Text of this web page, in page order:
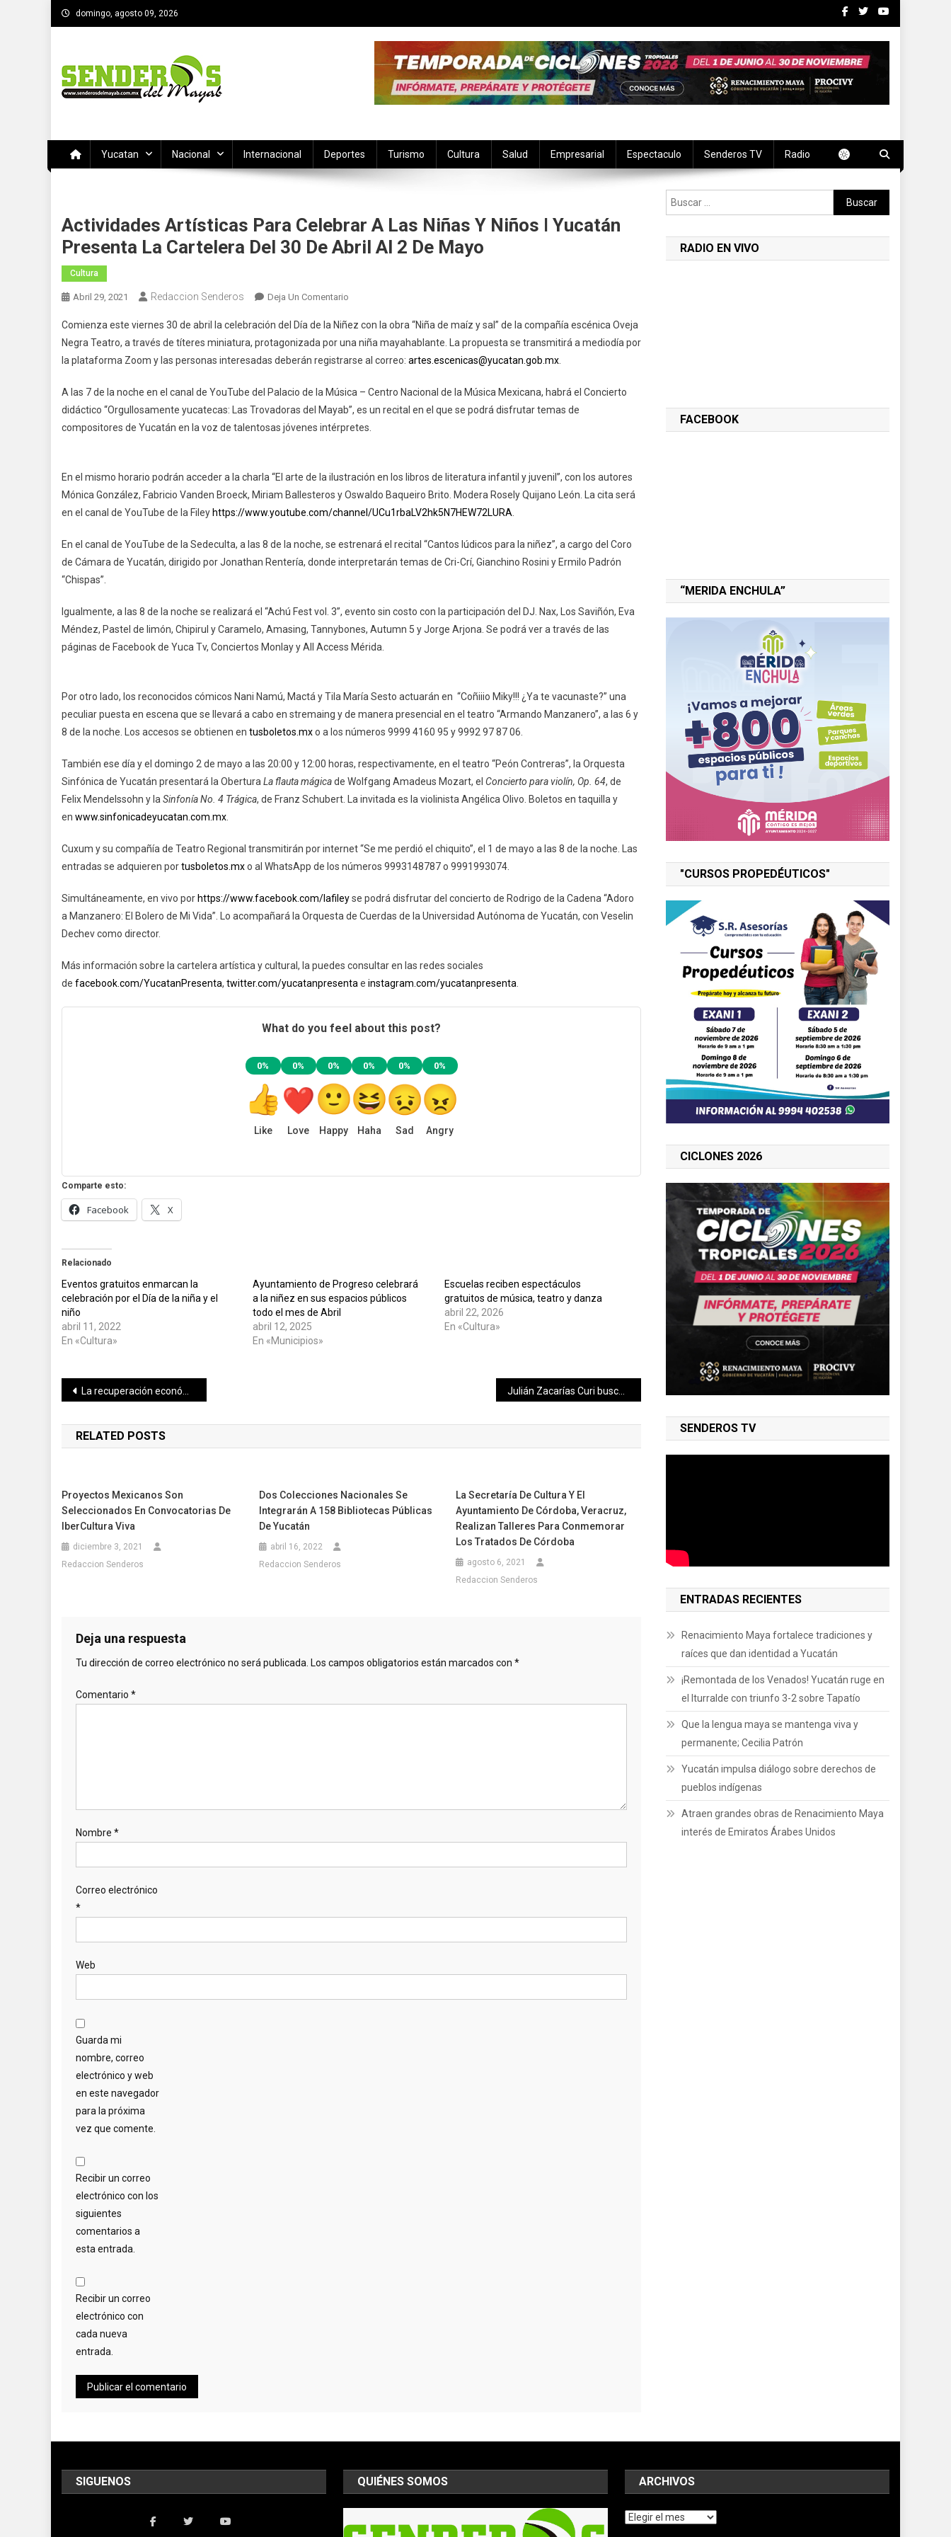
Saltar
al
domingo, agosto 09, 2026
Yucatan Nacional Internacional Deportes Turismo Cultura Salud Empresarial Espectaculo Senderos TV Radio
Actividades Artísticas Para Celebrar A Las Niñas Y Niños ǀ Yucatán
Presenta La Cartelera Del 30 De Abril Al 2 De Mayo
Cultura
Abril 29, 2021 Redaccion Senderos Deja Un Comentario
Artísticas
Para
Celebrar
Las
Niñas
Y
Yucatán
Presenta
La
Del
Comienza este viernes 30 de abril la celebración del Día de la Niñez con la obra “Niña de maíz y sal” de la compañía escénica Oveja
Negra Teatro, a través de títeres miniatura, protagonizada por una niña mayahablante. La propuesta se transmitirá a mediodía por
la plataforma Zoom y las personas interesadas deberán registrarse al correo: artes.escenicas@yucatan.gob.mx
A las 7 de la noche en el canal de YouTube del Palacio de la Música – Centro Nacional de la Música Mexicana, habrá el Concierto
didáctico “Orgullosamente yucatecas: Las Trovadoras del Mayab”, es un recital en el que se podrá disfrutar temas de
compositores de Yucatán en la voz de talentosas jóvenes intérpretes.
En el mismo horario podrán acceder a la charla “El arte de la ilustración en los libros de literatura infantil y juvenil”, con los autores
Mónica González, Fabricio Vanden Broeck, Miriam Ballesteros y Oswaldo Baqueiro Brito. Modera Rosely Quijano León. La cita será
en el canal de YouTube de la Filey https://www.youtube.com/channel/UCu1rbaLV2hk5N7HEW72LURA
En el canal de YouTube de la Sedeculta, a las 8 de la noche, se estrenará el recital “Cantos lúdicos para la niñez”, a cargo del Coro
de Cámara de Yucatán, dirigido por Jonathan Rentería, donde interpretarán temas de Cri-Crí, Gianchino Rosini y Ermilo Padrón
“Chispas”.
Igualmente, a las 8 de la noche se realizará el “Achú Fest vol. 3”, evento sin costo con la participación del DJ. Nax, Los Saviñón, Eva
Méndez, Pastel de limón, Chipirul y Caramelo, Amasing, Tannybones, Autumn 5 y Jorge Arjona. Se podrá ver a través de las
páginas de Facebook de Yuca Tv, Conciertos Monlay y All Access Mérida.
Por otro lado, los reconocidos cómicos Nani Namú, Mactá y Tila María Sesto actuarán en “Coñiiio Miky!!! ¿Ya te vacunaste?” una
peculiar puesta en escena que se llevará a cabo en stremaing y de manera presencial en el teatro “Armando Manzanero”, a las 6 y
8 de la noche. Los accesos se obtienen en tusboletos.mxo a los números 9999 4160 95 y 9992 97 87 06.
También ese día y el domingo 2 de mayo a las 20:00 y 12:00 horas, respectivamente, en el teatro “Peón Contreras”, la Orquesta
Sinfónica de Yucatán presentará la Obertura La flauta mágicade Wolfgang Amadeus Mozart, el Concierto para violín, Op. 64, de
Felix Mendelssohn y la Sinfonía No. 4 Trágica, de Franz Schubert. La invitada es la violinista Angélica Olivo. Boletos en taquilla y
en www.sinfonicadeyucatan.com.mx
Cuxum y su compañía de Teatro Regional transmitirán por internet “Se me perdió el chiquito”, el 1 de mayo a las 8 de la noche. Las
entradas se adquieren portusboletos.mxo al WhatsApp de los números 9993148787 o 9991993074.
Simultáneamente, en vivo por https://www.facebook.com/lafileyse podrá disfrutar del concierto de Rodrigo de la Cadena “Adoro
a Manzanero: El Bolero de Mi Vida”. Lo acompañará la Orquesta de Cuerdas de la Universidad Autónoma de Yucatán, con Veselin
Dechev como director.
Más información sobre la cartelera artística y cultural, la puedes consultar en las redes sociales
de facebook.com/YucatanPresenta, twitter.com/yucatanpresenta e instagram.com/yucatanpresenta
What do you feel about this post?
0%
Like
0%
Love
0%
Happy
0%
Haha
0%
Sad
0%
Angry
Comparte esto:
Facebook X
Relacionado
Eventos gratuitos enmarcan la
celebración por el Día de la niña y el
niño
abril 11, 2022
En «Cultura»
Ayuntamiento de Progreso celebrará
a la niñez en sus espacios públicos
todo el mes de Abril
abril 12, 2025
En «Municipios»
Escuelas reciben espectáculos
gratuitos de música, teatro y danza
abril 22, 2026
En «Cultura»
Navegación
de
entradas
La recuperación económica es la columna vertebral de las propuestas del PAN, afirma Víctor Hugo Lozano
RELATED POSTS
Proyectos Mexicanos Son
Seleccionados En Convocatorias De
IberCultura Viva
diciembre 3, 2021
Redaccion Senderos
Dos Colecciones Nacionales Se
Integrarán A 158 Bibliotecas Públicas
De Yucatán
abril 16, 2022
Redaccion Senderos
La Secretaría De Cultura Y El
Ayuntamiento De Córdoba, Veracruz,
Realizan Talleres Para Conmemorar
Los Tratados De Córdoba
agosto 6, 2021
Redaccion Senderos
Deja una respuesta
Tu dirección de correo electrónico no será publicada. Los campos obligatorios están marcados con *
Comentario *
Nombre *
Correo electrónico
*
Web
Guarda mi
nombre, correo
electrónico y web
en este navegador
para la próxima
vez que comente.
Recibir un correo
electrónico con los
siguientes
comentarios a
esta entrada.
Recibir un correo
electrónico con
cada nueva
entrada.
Buscar:
RADIO EN VIVO
FACEBOOK
“MERIDA ENCHULA”
"CURSOS PROPEDÉUTICOS"
CICLONES 2026
SENDEROS TV
ENTRADAS RECIENTES
Renacimiento Maya fortalece tradiciones y
raíces que dan identidad a Yucatán
¡Remontada de los Venados! Yucatán ruge en
el Iturralde con triunfo 3-2 sobre Tapatío
Que la lengua maya se mantenga viva y
permanente; Cecilia Patrón
Yucatán impulsa diálogo sobre derechos de
pueblos indígenas
Atraen grandes obras de Renacimiento Maya
interés de Emiratos Árabes Unidos
SIGUENOS QUIÉNES SOMOS ARCHIVOS
Archivos